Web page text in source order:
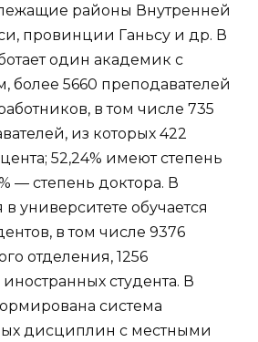
районы Внутренней
провинции Ганьсу и др. В
один академик с
5660 преподавателей
в том числе 735
из которых 422
52,24% имеют степень
— степень доктора. В
университете обучается
в том числе 9376
отделения, 1256
студента. В
система
дисциплин с местными